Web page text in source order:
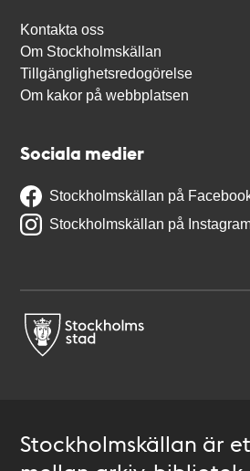
Kontakta oss
Om Stockholmskällan
Tillgänglighetsredogörelse
Om kakor på webbplatsen
Sociala medier
Stockholmskällan på
Stockholmskällan på
Stockholmskällan är